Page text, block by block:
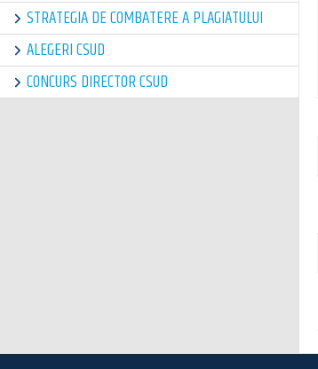
STRATEGIA DE COMBATERE A PLAGIATULUI
ALEGERI CSUD
CONCURS DIRECTOR CSUD